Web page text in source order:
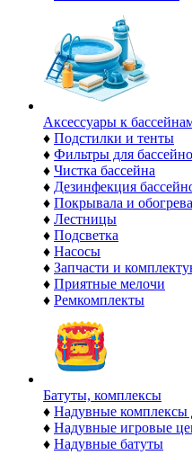
Аксессуары к
♦ Подстилки и тенты
♦ Фильтры для
♦ Чистка бассейна
♦ Дезинфекция
♦ Покрывала и
♦ Лестницы
♦ Подсветка
♦ Насосы
♦ Запчасти и
♦ Приятные мелочи
♦ Ремкомплекты
Батуты, комплексы
♦ Надувные комплексы
♦ Надувные игровые
♦ Надувные батуты